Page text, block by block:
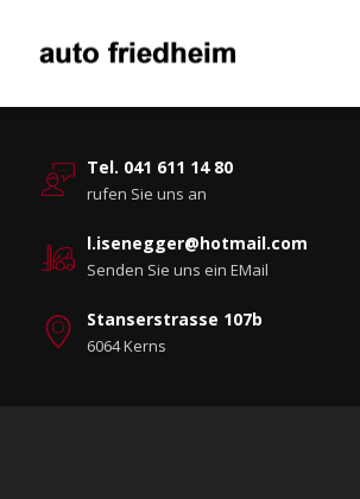
Tel. 041 611 14 80
rufen Sie uns an
l.isenegger@hotmail.com
Senden Sie uns ein EMail
Stanserstrasse 107b
6064 Kerns